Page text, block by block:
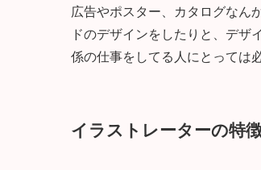
広告やポスター、カタログなん
ドのデザインをしたりと、デ
係の仕事をしてる人にとっては
イラストレーターの特